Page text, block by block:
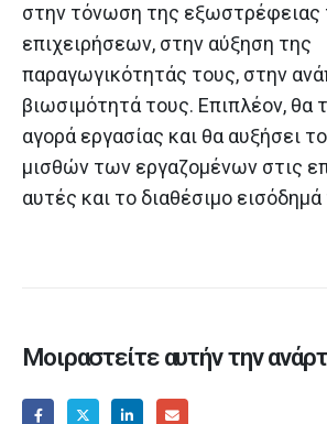
στην τόνωση της εξωστρέφειας
επιχειρήσεων, στην αύξηση της
παραγωγικότητάς τους, στην
βιωσιμότητά τους. Επιπλέον, θα
αγορά εργασίας και θα αυξήσει
μισθών των εργαζομένων στις
αυτές και το διαθέσιμο εισόδημά
Μοιραστείτε αυτήν την